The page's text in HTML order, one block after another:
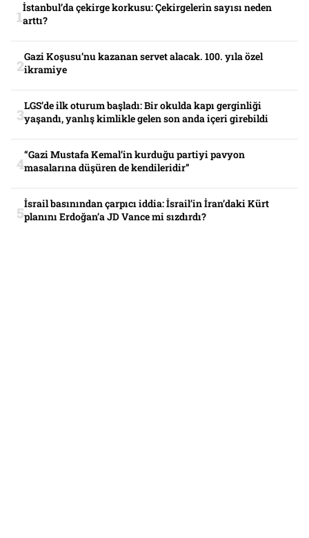
İstanbul’da çekirge korkusu: Çekirgelerin sayısı neden
arttı?
Gazi Koşusu’nu kazanan servet alacak. 100. yıla özel
ikramiye
LGS’de ilk oturum başladı: Bir okulda kapı gerginliği
yaşandı, yanlış kimlikle gelen son anda içeri girebildi
“Gazi Mustafa Kemal’in kurduğu partiyi pavyon
masalarına düşüren de kendileridir”
İsrail basınından çarpıcı iddia: İsrail’in İran’daki Kürt
planını Erdoğan’a JD Vance mi sızdırdı?